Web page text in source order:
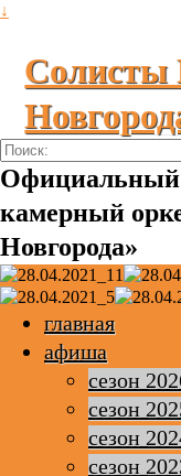
↓
Солисты
Поиск:
Официальный
камерный
Новгорода»
главная
афиша
сезон
сезон
сезон
сезон